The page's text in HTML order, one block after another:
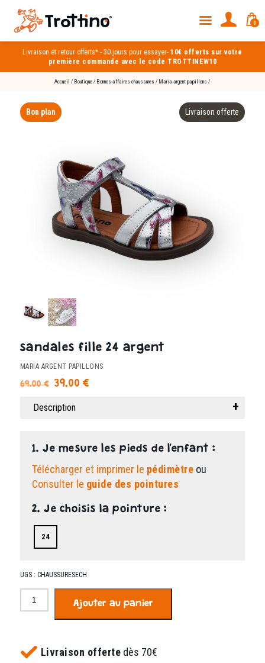
Livraison et retour offerts* -30 jours pour essayer-10€ offerts sur votre
première commande avec le code TROTTINEW10
0
Accueil / Boutique/ Bonnes affaires chaussures / Maria argent papillons /
Bon plan
sandales fille 24 argent
MARIA ARGENT PAPILLONS
69.00€
Le
initial
39.00 €Le
Description
1. Je mesure les pieds de l'enfant :
Télécharger et imprimer le pédimètre ou
Consulter le guide des pointures
2. Je choisis la pointure :
24
UGS : CHAUSSURESECH
papillons
Ajouter au panier
Livraison offerte dès 70€